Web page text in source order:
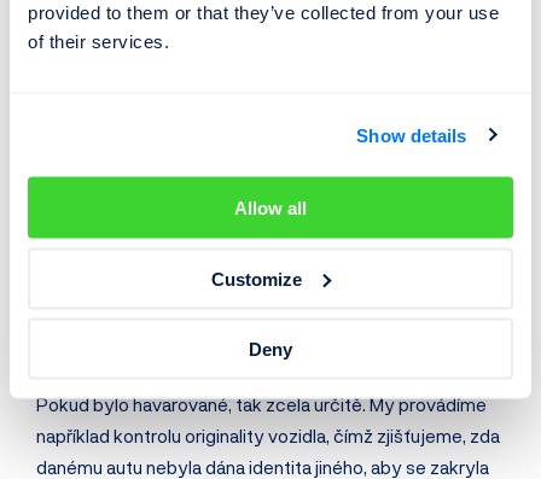
provided to them or that they’ve collected from your use
of their services.
Show details
Allow all
Customize
Deny
a jezdit na silnicích. Vždy jde o to, k jaké havárii došlo, zda
havárie nebyla automaticky pro kupující červenou
vlajkou, ale aby se zajímali o skutečný aktuální stav
Pokud bylo havarované, tak zcela určitě. My provádíme
například kontrolu originality vozidla, čímž zjišťujeme, zda
danému autu nebyla dána identita jiného, aby se zakryla